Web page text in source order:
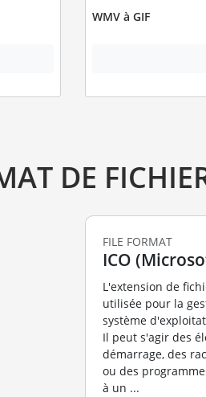
WMV à GIF
DE
FILE FORMAT
ICO
L'extension de
utilisée pour la
système
Il peut s'agir des
démarrage, des
ou des
à un ...